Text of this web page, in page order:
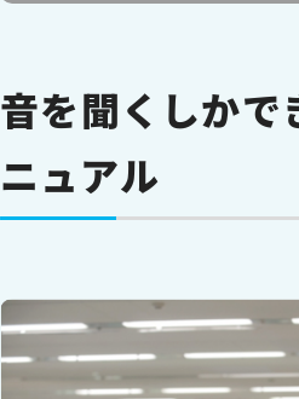
音を聞くしか
ニュアル